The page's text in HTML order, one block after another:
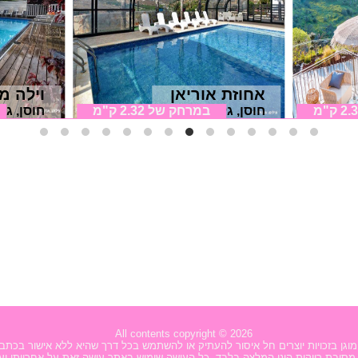
וילה
חוסן,
אחוזת אוריאן
חוסן, גליל מערבי
במרחק של 2.32 ק"מ ק"מ
All contents copyright © 2026
בזכויות יוצרים חל איסור להעתיק או להשתמש בכל דרך שהיא ללא אישור